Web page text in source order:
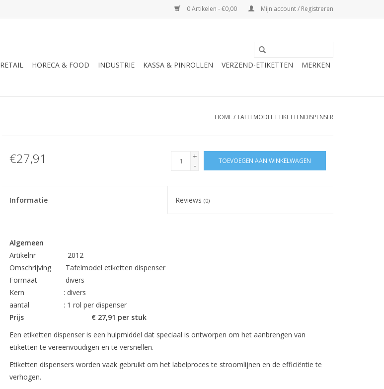
0 Artikelen - €0,00 Mijn account / Registreren
RETAIL HORECA & FOOD INDUSTRIE KASSA & PINROLLEN VERZEND-ETIKETTEN MERKEN
HOME/TAFELMODEL ETIKETTENDISPENSER
€27,91
+
-
TOEVOEGEN AAN WINKELWAGEN
Informatie Reviews(0)
Algemeen
Artikelnr
2012
Omschrijving
Tafelmodel etiketten dispenser
Formaat
divers
Kern
: divers
aantal
: 1 rol per dispenser
Prijs
€ 27,91 per stuk
Een etiketten dispenser is een hulpmiddel dat speciaal is ontworpen om het aanbrengen van
etiketten te vereenvoudigen en te versnellen.
Etiketten dispensers worden vaak gebruikt om het labelproces te stroomlijnen en de efficiëntie te
verhogen.